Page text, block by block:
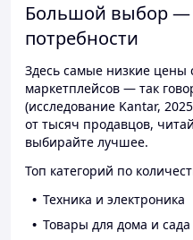
Большой выбор —
потребности
Здесь самые низкие цены
маркетплейсов — так
(исследование Kantar,
от тысяч продавцов,
выбирайте лучшее.
Топ категорий по
Техника и электроника
Товары для дома и сада